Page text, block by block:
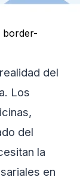
border-
del
Los
del
la
en